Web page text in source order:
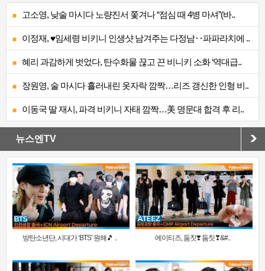
고소영, 낮술 마시다 노량진서 쫓겨나 “점심 때 4병 마셔”(바..
이정재, ♥임세령 비키니 인생샷 남겨주는 다정남‥파파라치에 ..
혜리 과감하게 벗었다, 탄수화물 끊고 끈 비니키 소화 ‘역대급..
장원영, 술 마시다 흘러내린 옷자락 깜짝…리즈 갱신한 인형 비..
이동국 딸 재시, 파격 비키니 자태 깜짝…美 명문대 합격 후 리..
뉴스엔TV
방탄소년단, 시대가 ‘BTS’ 원해🎵 .. 에이티즈, 둠칫❣️ 둠칫❣&#..